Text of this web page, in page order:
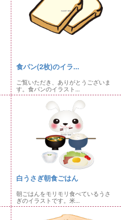
食パン(2枚)のイラ...
ご覧いただき、ありがとうございま
す。食パンのイラスト...
白うさぎ朝食ごはん
朝ごはんをモリモリ食べているうさ
ぎのイラストです。米...